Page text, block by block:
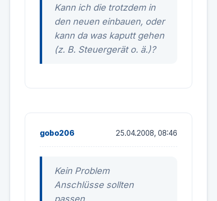
Kann ich die trotzdem in
den neuen einbauen, oder
kann da was kaputt gehen
(z. B. Steuergerät o. ä.)?
gobo206 25.04.2008, 08:46
Kein Problem
Anschlüsse sollten
passen